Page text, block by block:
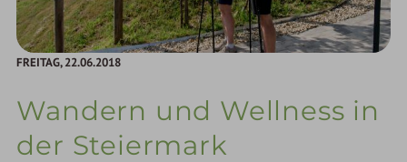
FREITAG,22.06.2018
Wandern und Wellness in
der Steiermark